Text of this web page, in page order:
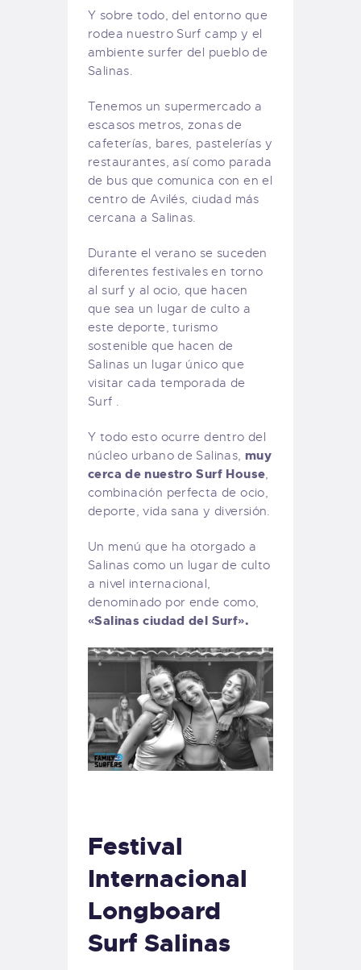
Y sobre todo, del entorno que
rodea nuestro Surf camp y el
ambiente surfer del pueblo de
Salinas.
Tenemos un supermercado a
escasos metros, zonas de
cafeterías, bares, pastelerías y
restaurantes, así como parada
de bus que comunica con en el
centro de Avilés, ciudad más
cercana a Salinas.
Durante el verano se suceden
diferentes festivales en torno
al surf y al ocio, que hacen
que sea un lugar de culto a
este deporte, turismo
sostenible que hacen de
Salinas un lugar único que
visitar cada temporada de
Surf .
Y todo esto ocurre dentro del
núcleo urbano de Salinas, muy
cerca de nuestro Surf House,
combinación perfecta de ocio,
deporte, vida sana y diversión.
Un menú que ha otorgado a
Salinas como un lugar de culto
a nivel internacional,
denominado por ende como,
«Salinas ciudad del Surf».
Festival
Internacional
Longboard
Surf Salinas